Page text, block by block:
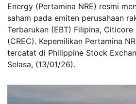
Energy (Pertamina NRE) resmi
saham pada emiten perusahaan
Terbarukan (EBT) Filipina, Citicore
(CREC). Kepemilikan Pertamina
tercatat di Philippine Stock
Selasa, (13/01/26).